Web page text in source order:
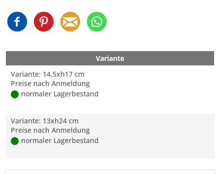
Variante
Variante: 14,5xh17 cm
Preise nach Anmeldung
normaler Lagerbestand
Variante: 13xh24 cm
Preise nach Anmeldung
normaler Lagerbestand